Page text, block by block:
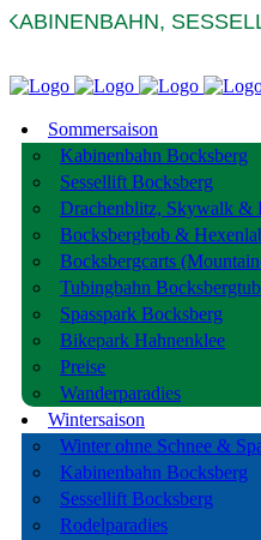
Sommersaison
Kabinenbahn Bocksberg
Sessellift Bocksberg
Drachenblitz, Skywalk &
Bocksbergbob &
Bocksbergcarts
Tubingbahn Bocksbergtub
Spasspark Bocksberg
Bikepark Hahnenklee
Preise
Wanderparadies
Wintersaison
Winter ohne Schnee &
Kabinenbahn Bocksberg
Sessellift Bocksberg
Rodelparadies